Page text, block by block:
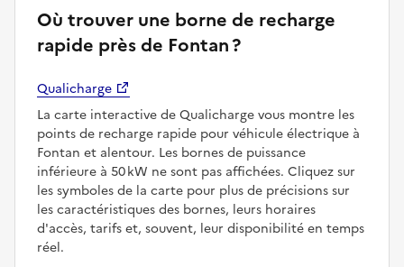
Où trouver une borne de recharge
rapide près de Fontan ?
Qualicharge
La carte interactive de Qualicharge vous montre les
points de recharge rapide pour véhicule électrique à
Fontan et alentour. Les bornes de puissance
inférieure à 50 kW ne sont pas affichées. Cliquez sur
les symboles de la carte pour plus de précisions sur
les caractéristiques des bornes, leurs horaires
d'accès, tarifs et, souvent, leur disponibilité en temps
réel.